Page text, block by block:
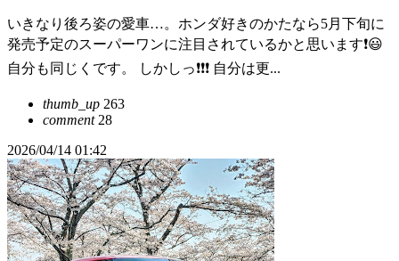
いきなり後ろ姿の愛車…。ホンダ好きのかたなら5月下旬に
発売予定のスーパーワンに注目されているかと思います❗😃
自分も同じくです。 しかしっ❗❗❗ 自分は更...
thumb_up 263
comment28
2026/04/14 01:42